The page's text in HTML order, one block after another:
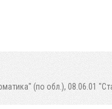
(по обл.), 08.06.01